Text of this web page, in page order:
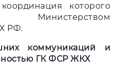
которого
Министерством
РФ.
коммуникаций и
ГК ФСР ЖКХ